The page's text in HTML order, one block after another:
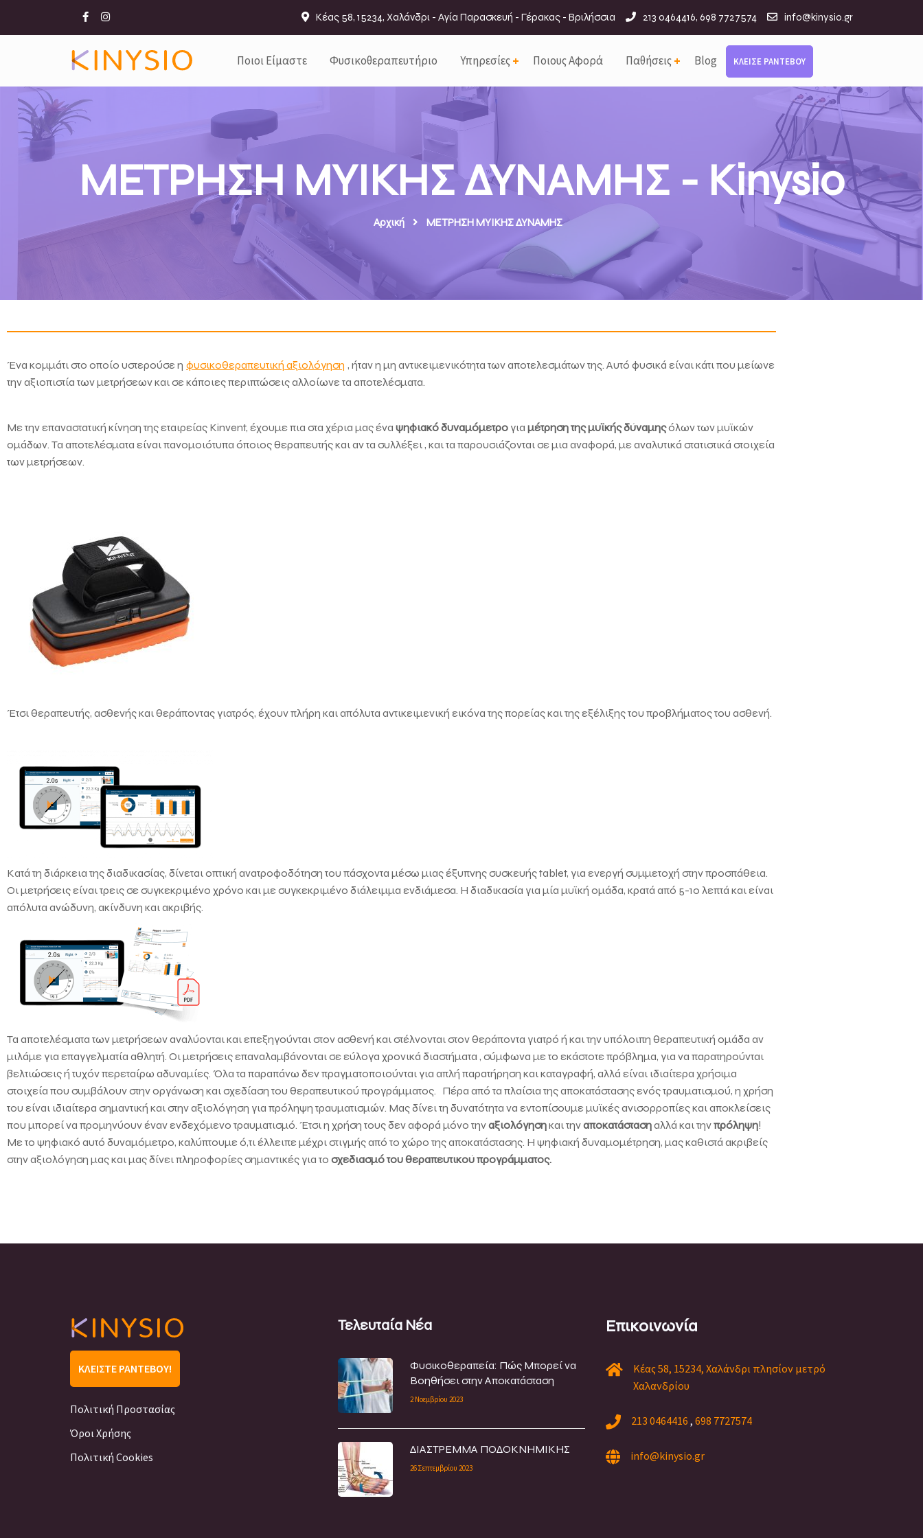
Κέας 58, 15234, Χαλάνδρι - Αγία Παρασκευή - Γέρακας - Βριλήσσια 213 0464416, 698 7727574 info@kinysio.gr
Ποιοι Είμαστε Φυσικοθεραπευτήριο Υπηρεσίες Ποιους Αφορά Παθήσεις Blog ΚΛΕΙΣΕ ΡΑΝΤΕΒΟΥ
ΜΕΤΡΗΣΗ ΜΥΙΚΗΣ ΔΥΝΑΜΗΣ - Kinysio
Αρχική ΜΕΤΡΗΣΗ ΜΥΙΚΗΣ ΔΥΝΑΜΗΣ
Ένα κομμάτι στο οποίο υστερούσε η φυσικοθεραπευτική αξιολόγηση , ήταν η μη αντικειμενικότητα των αποτελεσμάτων της. Αυτό φυσικά είναι κάτι που μείωνε
την αξιοπιστία των μετρήσεων και σε κάποιες περιπτώσεις αλλοίωνε τα αποτελέσματα.
Με την επαναστατική κίνηση της εταιρείας Kinvent, έχουμε πια στα χέρια μας ένα ψηφιακό δυναμόμετρο για μέτρηση της μυϊκής δύναμηςόλων των μυϊκών
ομάδων. Τα αποτελέσματα είναι πανομοιότυπα όποιος θεραπευτής και αν τα συλλέξει , και τα παρουσιάζονται σε μια αναφορά, με αναλυτικά στατιστικά στοιχεία
των μετρήσεων.
Έτσι θεραπευτής, ασθενής και θεράποντας γιατρός, έχουν πλήρη και απόλυτα αντικειμενική εικόνα της πορείας και της εξέλιξης του προβλήματος του ασθενή.
Κατά τη διάρκεια της διαδικασίας, δίνεται οπτική ανατροφοδότηση του πάσχοντα μέσω μιας έξυπνης συσκευής tablet, για ενεργή συμμετοχή στην προσπάθεια.
Οι μετρήσεις είναι τρεις σε συγκεκριμένο χρόνο και με συγκεκριμένο διάλειμμα ενδιάμεσα. Η διαδικασία για μία μυϊκή ομάδα, κρατά από 5-10 λεπτά και είναι
απόλυτα ανώδυνη, ακίνδυνη και ακριβής.
Τα αποτελέσματα των μετρήσεων αναλύονται και επεξηγούνται στον ασθενή και στέλνονται στον θεράποντα γιατρό ή και την υπόλοιπη θεραπευτική ομάδα αν
μιλάμε για επαγγελματία αθλητή. Οι μετρήσεις επαναλαμβάνονται σε εύλογα χρονικά διαστήματα , σύμφωνα με το εκάστοτε πρόβλημα, για να παρατηρούνται
βελτιώσεις ή τυχόν περεταίρω αδυναμίες. Όλα τα παραπάνω δεν πραγματοποιούνται για απλή παρατήρηση και καταγραφή, αλλά είναι ιδιαίτερα χρήσιμα
στοιχεία που συμβάλουν στην οργάνωση και σχεδίαση του θεραπευτικού προγράμματος. Πέρα από τα πλαίσια της αποκατάστασης ενός τραυματισμού, η χρήση
του είναι ιδιαίτερα σημαντική και στην αξιολόγηση για πρόληψη τραυματισμών. Μας δίνει τη δυνατότητα να εντοπίσουμε μυϊκές ανισορροπίες και αποκλείσεις
που μπορεί να προμηνύουν έναν ενδεχόμενο τραυματισμό. Έτσι η χρήση τους δεν αφορά μόνο τηναξιολόγησηκαι τηναποκατάστασηαλλά και τηνπρόληψη!
Με το ψηφιακό αυτό δυναμόμετρο, καλύπτουμε ό,τι έλλειπε μέχρι στιγμής από το χώρο της αποκατάστασης. Η ψηφιακή δυναμομέτρηση, μας καθιστά ακριβείς
στην αξιολόγηση μας και μας δίνει πληροφορίες σημαντικές για το σχεδιασμό του θεραπευτικού προγράμματος.
ΚΛΕΊΣΤΕ ΡΑΝΤΕΒΟΎ!
Πολιτική Προστασίας
Όροι Χρήσης
Πολιτική Cookies
Τελευταία Νέα
Φυσικοθεραπεία: Πώς Μπορεί να
Βοηθήσει στην Αποκατάσταση
2 Νοεμβρίου 2023
ΔΙΑΣΤΡΕΜΜΑ ΠΟΔΟΚΝΗΜΙΚΗΣ
26 Σεπτεμβρίου 2023
Επικοινωνία
Κέας 58, 15234, Χαλάνδρι πλησίον μετρό
Χαλανδρίου
213 0464416 , 698 7727574
info@kinysio.gr